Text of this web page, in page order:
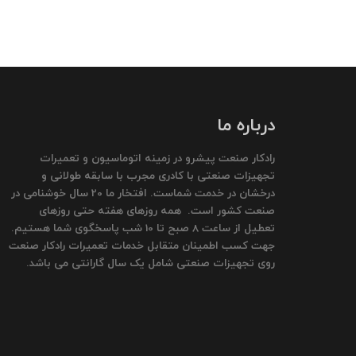
درباره ما
رادکار صنعت پیشرو در زمینه اتوماسیون و تعمیرات
تجهیزات صنعتی با کادری مجرب با سابقه طولانی و
درخشان در خدمت شماست. افتخار ما 20 سال خوشنامی در
صنعت کشور است. همه روزهای هفته حتی روزهای
تعطیل از ساعت 8 صبح تا 10 شب پاسخگوی شما هستیم.
جهت کسب اطمینان متقابل خدمات تعمیرات رادکار صنعت
روی تجهیزات صنعتی شامل یک سال گارانتی می باشد.